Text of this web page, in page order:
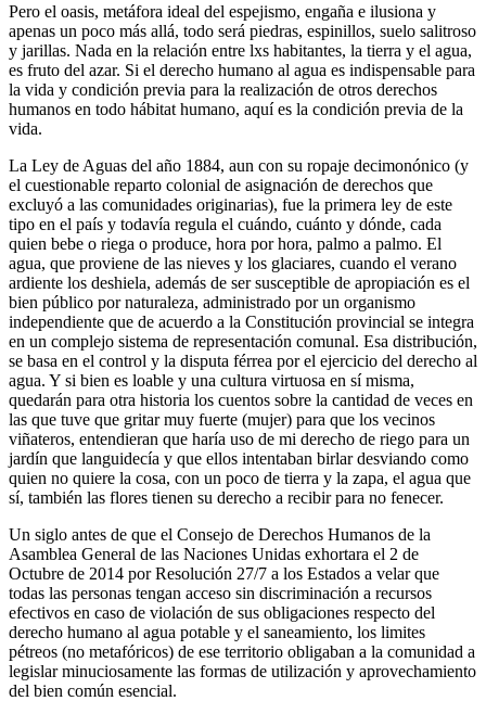
Pero el oasis, metáfora ideal del espejismo, engaña e ilusiona y
apenas un poco más allá, todo será piedras, espinillos, suelo salitroso
y jarillas. Nada en la relación entre lxs habitantes, la tierra y el agua,
es fruto del azar. Si el derecho humano al agua es indispensable para
la vida y condición previa para la realización de otros derechos
humanos en todo hábitat humano, aquí es la condición previa de la
vida.
La Ley de Aguas del año 1884, aun con su ropaje decimonónico (y
el cuestionable reparto colonial de asignación de derechos que
excluyó a las comunidades originarias), fue la primera ley de este
tipo en el país y todavía regula el cuándo, cuánto y dónde, cada
quien bebe o riega o produce, hora por hora, palmo a palmo. El
agua, que proviene de las nieves y los glaciares, cuando el verano
ardiente los deshiela, además de ser susceptible de apropiación es el
bien público por naturaleza, administrado por un organismo
independiente que de acuerdo a la Constitución provincial se integra
en un complejo sistema de representación comunal. Esa distribución,
se basa en el control y la disputa férrea por el ejercicio del derecho al
agua. Y si bien es loable y una cultura virtuosa en sí misma,
quedarán para otra historia los cuentos sobre la cantidad de veces en
las que tuve que gritar muy fuerte (mujer) para que los vecinos
viñateros, entendieran que haría uso de mi derecho de riego para un
jardín que languidecía y que ellos intentaban birlar desviando como
quien no quiere la cosa, con un poco de tierra y la zapa, el agua que
sí, también las flores tienen su derecho a recibir para no fenecer.
Un siglo antes de que el Consejo de Derechos Humanos de la
Asamblea General de las Naciones Unidas exhortara el 2 de
Octubre de 2014 por Resolución 27/7 a los Estados a velar que
todas las personas tengan acceso sin discriminación a recursos
efectivos en caso de violación de sus obligaciones respecto del
derecho humano al agua potable y el saneamiento, los limites
pétreos (no metafóricos) de ese territorio obligaban a la comunidad a
legislar minuciosamente las formas de utilización y aprovechamiento
del bien común esencial.